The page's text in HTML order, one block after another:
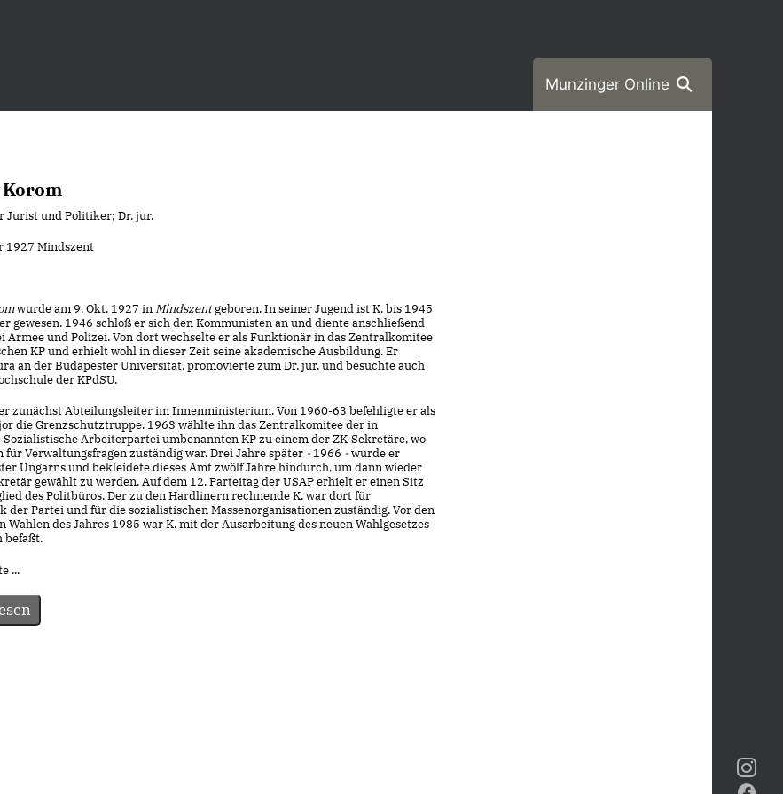
Munzinger Online
Jurist und Politiker; Dr. jur.
1927 Mindszent
wurde am 9. Okt. 1927 inMindszentgeboren. In seiner Jugend ist K. bis 1945
gewesen. 1946 schloß er sich den Kommunisten an und diente anschließend
Armee und Polizei. Von dort wechselte er als Funktionär in das Zentralkomitee
KP und erhielt wohl in dieser Zeit seine akademische Ausbildung. Er
an der Budapester Universität, promovierte zum Dr. jur. und besuchte auch
der KPdSU.
zunächst Abteilungsleiter im Innenministerium. Von 1960-63 befehligte er als
die Grenzschutztruppe. 1963 wählte ihn das Zentralkomitee der in
Sozialistische Arbeiterpartei umbenannten KP zu einem der ZK-Sekretäre, wo
für Verwaltungsfragen zuständig war. Drei Jahre später -1966 -wurde er
Ungarns und bekleidete dieses Amt zwölf Jahre hindurch, um dann wieder
gewählt zu werden. Auf dem 12. Parteitag der USAP erhielt er einen Sitz
des Politbüros. Der zu den Hardlinern rechnende K. war dort für
der Partei und für die sozialistischen Massenorganisationen zuständig. Vor den
Wahlen des Jahres 1985 war K. mit der Ausarbeitung des neuen Wahlgesetzes
befaßt.
...